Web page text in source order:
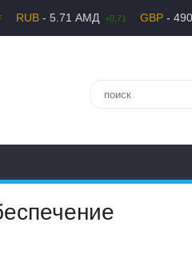
RUB - 5.71 АМД +0,71 GBP -